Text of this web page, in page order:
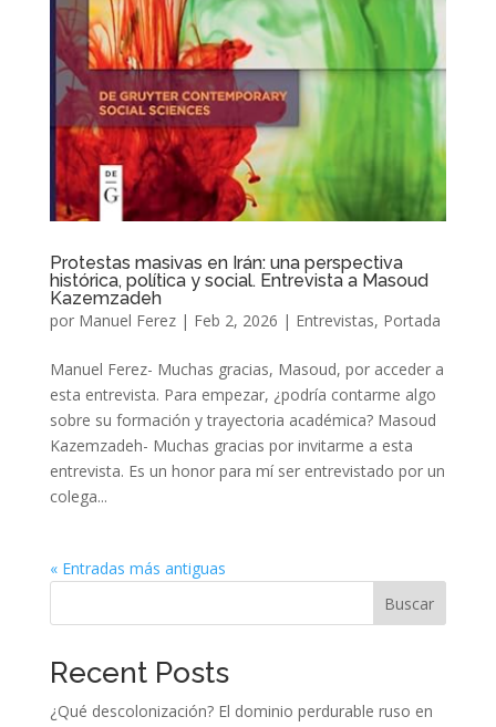
Protestas masivas en Irán: una perspectiva
histórica, política y social. Entrevista a Masoud
Kazemzadeh
por Manuel Ferez| Feb 2, 2026 | Entrevistas, Portada
Manuel Ferez- Muchas gracias, Masoud, por acceder a
esta entrevista. Para empezar, ¿podría contarme algo
sobre su formación y trayectoria académica? Masoud
Kazemzadeh- Muchas gracias por invitarme a esta
entrevista. Es un honor para mí ser entrevistado por un
colega...
« Entradas más antiguas
Buscar
Recent Posts
¿Qué descolonización? El dominio perdurable ruso en